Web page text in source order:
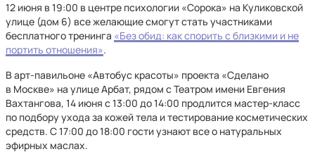
12 июня в 19:00 в центре психологии «Сорока» на Куликовской
улице (дом 6) все желающие смогут стать участниками
бесплатного тренинга «Без обид: как спорить с близкими и не
портить отношения».
В арт-павильоне «Автобус красоты» проекта «Сделано
в Москве» на улице Арбат, рядом с Театром имени Евгения
Вахтангова, 14 июня с 13:00 до 14:00 продлится мастер-класс
по подбору ухода за кожей тела и тестирование косметических
средств. С 17:00 до 18:00 гости узнают все о натуральных
эфирных маслах.